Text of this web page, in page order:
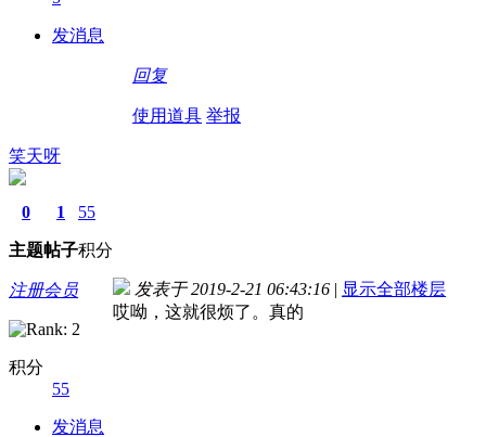
发消息
回复
使用道具 举报
笑天呀
0
主题
1
帖子
55
积分
注册会员
积分
55
发消息
发表于 2019-2-21 06:43:16 | 显示全部楼层
哎呦，这就很烦了。真的